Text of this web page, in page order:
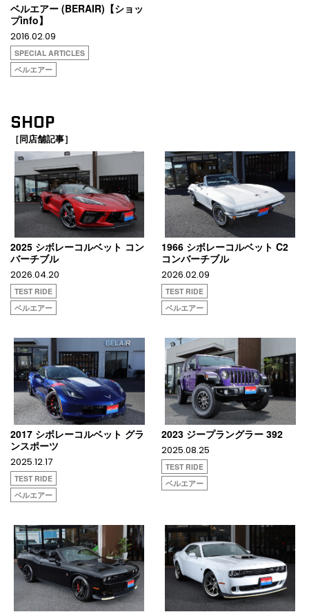
ベルエアー (BERAIR)【ショッ
プinfo】
2016.02.09
SPECIAL ARTICLES
ベルエアー
SHOP
［同店舗記事］
2025 シボレーコルベット コン
バーチブル
2026.04.20
TEST RIDE
ベルエアー
1966 シボレーコルベット C2
コンバーチブル
2026.02.09
TEST RIDE
ベルエアー
2017 シボレーコルベット グラ
ンスポーツ
2025.12.17
TEST RIDE
ベルエアー
2023 ジープラングラー 392
2025.08.25
TEST RIDE
ベルエアー